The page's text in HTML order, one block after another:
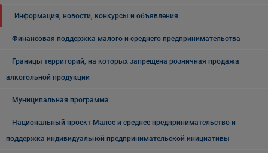
Информация, новости, конкурсы и объявления
Финансовая поддержка малого и среднего предпринимательства
Границы территорий, на которых запрещена розничная продажа
алкогольной продукции
Муниципальная программа
Национальный проект Малое и среднее предпринимательство и
поддержка индивидуальной предпринимательской инициативы